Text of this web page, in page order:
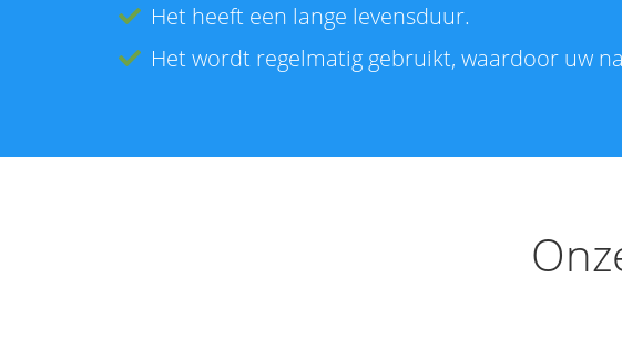
Het heeft een lange levensduur.
Het wordt regelmatig gebruikt, waardoor uw